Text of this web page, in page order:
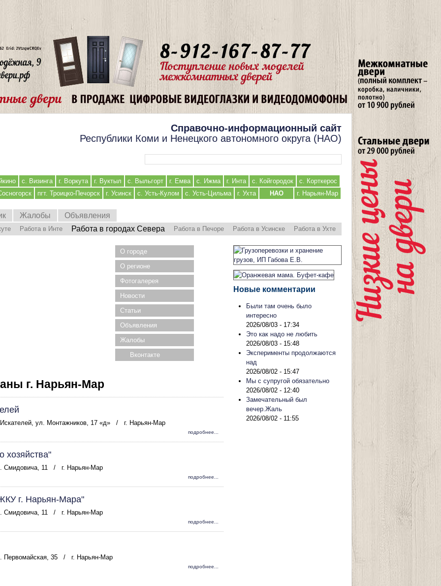
Справочно-информационный сайт
Республики Коми и Ненецкого автономного округа (НАО)
с. Визинга г. Воркута г. Вуктыл с. Выльгорт г. Емва с. Ижма г. Инта с. Койгородок
с. Корткерос
пгт. Троицко-Печорск г. Усинск с. Усть-Кулом с. Усть-Цильма г. Ухта НАО г. Нарьян-Мар
Жалобы Объявления
Работа в Инте Работа в городах Севера Работа в Печоре Работа в Усинске Работа в Ухте
О городе
О регионе
Фотогалерея
Новости
Статьи
Объявления
Жалобы
Вконтакте
г. Нарьян-Мар
ул. Монтажников, 17 «д» / г. Нарьян-Мар
подробнее...
хозяйства"
Смидовича, 11 / г. Нарьян-Мар
подробнее...
г. Нарьян-Мара"
Смидовича, 11 / г. Нарьян-Мар
подробнее...
Первомайская, 35 / г. Нарьян-Мар
подробнее...
Новые комментарии
Были там очень было
интересно
2026/08/03 - 17:34
Это как надо не любить
2026/08/03 - 15:48
Эксперименты продолжаются
над
2026/08/02 - 15:47
Мы с супругой обязательно
2026/08/02 - 12:40
Замечательный был
вечер.Жаль
2026/08/02 - 11:55